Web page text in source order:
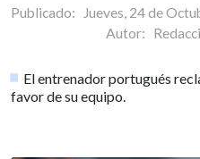
Publicado: Jueves, 24 de
Autor:
El entrenador portugués
favor de su equipo.